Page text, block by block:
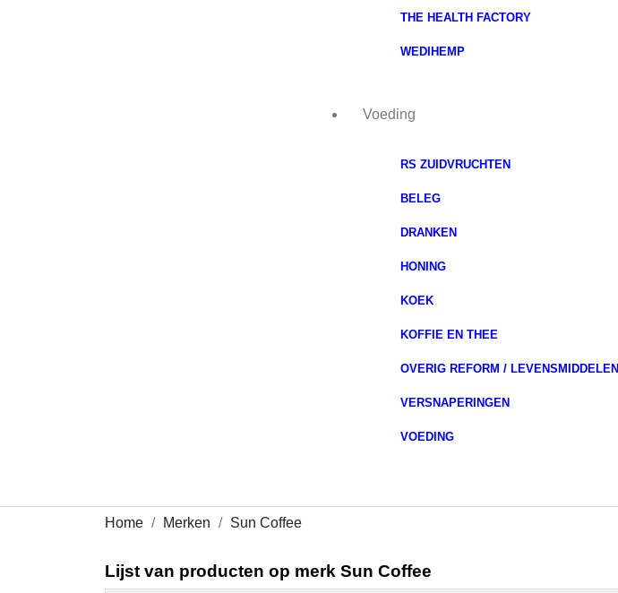
THE HEALTH FACTORY
WEDIHEMP
Voeding
RS ZUIDVRUCHTEN
BELEG
DRANKEN
HONING
KOEK
KOFFIE EN THEE
OVERIG REFORM / LEVENSMIDDELEN
VERSNAPERINGEN
VOEDING
Home Merken Sun Coffee
Lijst van producten op merk Sun Coffee